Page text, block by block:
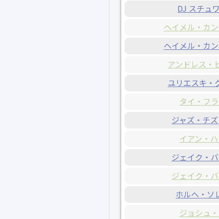
DJ スチュ
ヘイメル・カ
ヘイメル・カ
アンドレス・
ユリエスキ・
タイ・フ
ジャズ・チ
イアン・
ジェイク・
ジェイク・
ホルヘ・ソ
ジョシュ